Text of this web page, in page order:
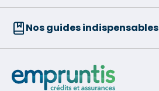
Nos guides indispensables